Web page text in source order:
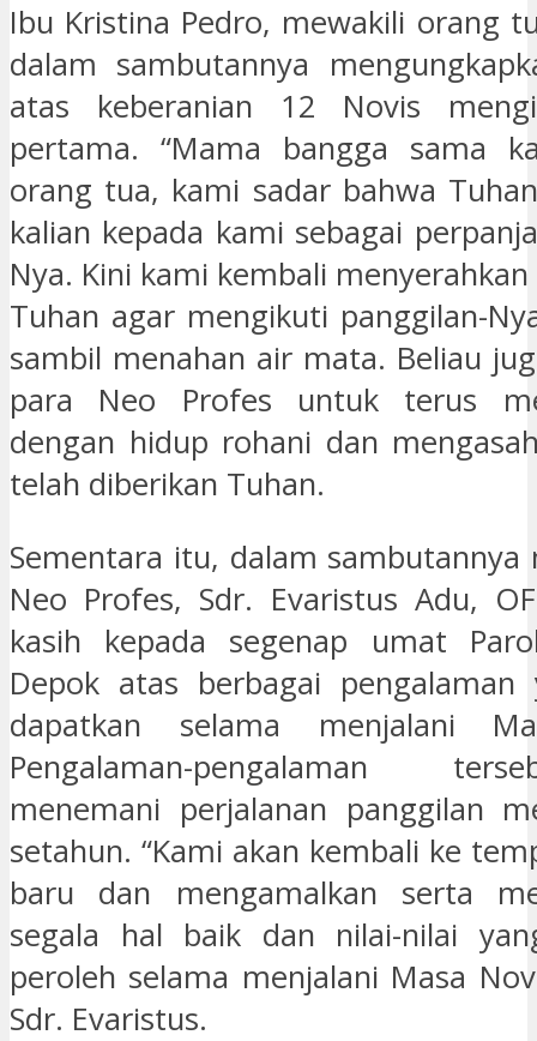
Ibu Kristina Pedro, mewakili orang
dalam sambutannya
atas keberanian 12 Novis
pertama. “Mama bangga sama
orang tua, kami sadar bahwa
kalian kepada kami sebagai
Nya. Kini kami kembali
Tuhan agar mengikuti panggilan-
sambil menahan air mata. Beliau
para Neo Profes untuk terus
dengan hidup rohani dan
telah diberikan Tuhan.
Sementara itu, dalam sambutannya
Neo Profes, Sdr. Evaristus Adu,
kasih kepada segenap umat
Depok atas berbagai pengalaman
dapatkan selama menjalani
Pengalaman-pengalaman
menemani perjalanan panggilan
setahun. “Kami akan kembali ke
baru dan mengamalkan serta
segala hal baik dan nilai-nilai
peroleh selama menjalani Masa
Sdr. Evaristus.